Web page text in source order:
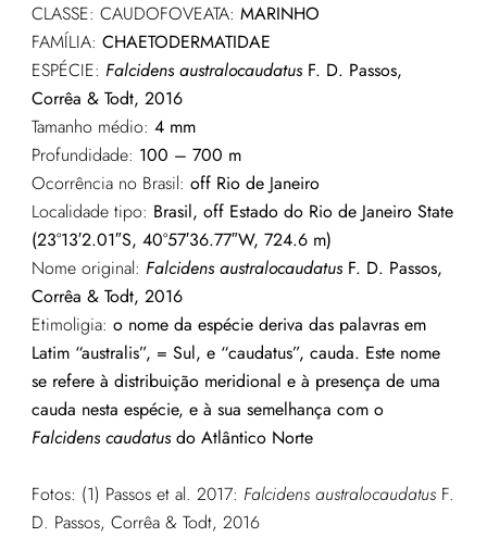
CLASSE: CAUDOFOVEATA: MARINHO
FAMÍLIA: CHAETODERMATIDAE
ESPÉCIE: Falcidens australocaudatusF. D. Passos,
Corrêa & Todt, 2016
Tamanho médio: 4 mm
Profundidade: 100 – 700 m
Ocorrência no Brasil: off Rio de Janeiro
Localidade tipo: Brasil, off Estado do Rio de Janeiro State
(23°13′2.01″S, 40°57′36.77″W, 724.6 m)
Nome original: Falcidens australocaudatusF. D. Passos,
Corrêa & Todt, 2016
Etimoligia: o nome da espécie deriva das palavras em
Latim “australis”, = Sul, e “caudatus”, cauda. Este nome
se refere à distribuição meridional e à presença de uma
cauda nesta espécie, e à sua semelhança com o
Falcidens caudatusdo Atlântico Norte
Fotos: (1) Passos et al. 2017: Falcidens australocaudatusF.
D. Passos, Corrêa & Todt, 2016